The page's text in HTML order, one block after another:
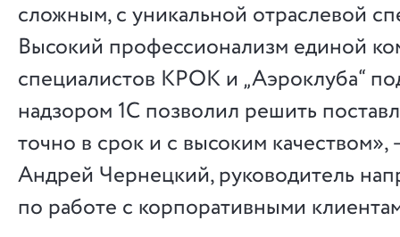
сложным, с уникальной отраслевой
Высокий профессионализм единой
специалистов КРОК и „Аэроклуба“
надзором 1С позволил решить
точно в срок и с высоким
Андрей Чернецкий, руководитель
по работе с корпоративными